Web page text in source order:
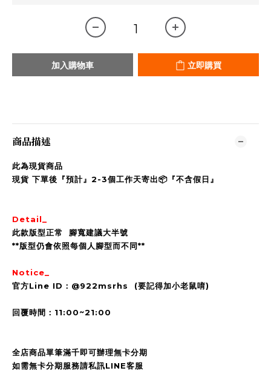
加入購物車 立即購買
商品描述
此為現貨商品
現貨 下單後『預計』2-3個工作天寄出📦『不含假日』
Detail_
此款版型正常 腳寬建議大半號
**版型仍會依照每個人腳型而不同**
Notice_
官方Line ID：@922msrhs (要記得加小老鼠唷)
回覆時間：11:00~21:00
全店商品單筆滿千即可辦理無卡分期
如需無卡分期服務請私訊LINE客服